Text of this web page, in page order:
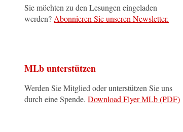
Sie möchten zu den Lesungen eingeladen
werden?Abonnieren Sie unseren Newsletter.
MLb unterstützen
Werden Sie Mitglied oder unterstützen Sie uns
durch eine Spende. Download Flyer MLb (PDF)